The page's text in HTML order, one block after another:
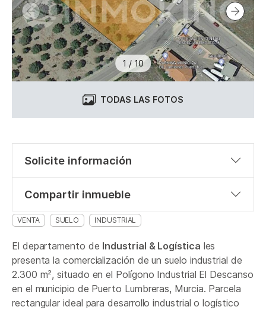
1 / 10
TODAS LAS FOTOS
Solicite información
Compartir inmueble
VENTA SUELO INDUSTRIAL
El departamento de Industrial & Logística les
presenta la comercialización de un suelo industrial de
2.300 m², situado en el Polígono Industrial El Descanso
en el municipio de Puerto Lumbreras, Murcia. Parcela
rectangular ideal para desarrollo industrial o logístico